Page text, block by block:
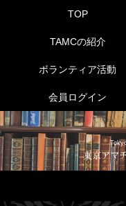
TOP
TAMCの紹介
ボランティア活動
会員ログイン
東京アマ